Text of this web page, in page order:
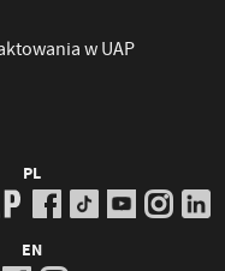
w UAP
PL
EN